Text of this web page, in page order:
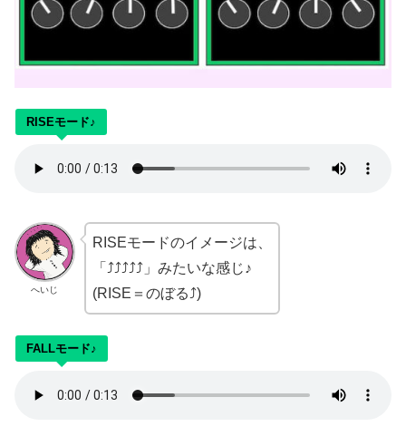
RISEモード♪
へいじ
RISEモードのイメージは、
「⤴︎⤴︎⤴︎⤴︎⤴︎」みたいな感じ♪
(RISE＝のぼる⤴︎)
FALLモード♪